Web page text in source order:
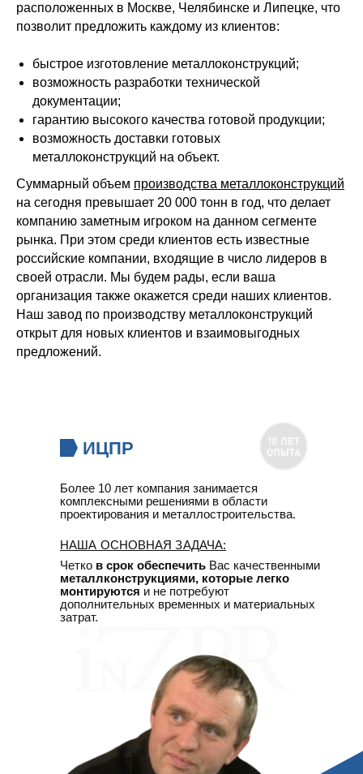
расположенных в Москве, Челябинске и Липецке, что
позволит предложить каждому из клиентов:
быстрое изготовление металлоконструкций;
возможность разработки технической
документации;
гарантию высокого качества готовой продукции;
возможность доставки готовых
металлоконструкций на объект.
Суммарный объем производства металлоконструкций
на сегодня превышает 20 000 тонн в год, что делает
компанию заметным игроком на данном сегменте
рынка. При этом среди клиентов есть известные
российские компании, входящие в число лидеров в
своей отрасли. Мы будем рады, если ваша
организация также окажется среди наших клиентов.
Наш завод по производству металлоконструкций
открыт для новых клиентов и взаимовыгодных
предложений.
ИЦПР
Более 10 лет компания занимается
комплексными решениями в области
проектирования и металлостроительства.
НАША ОСНОВНАЯ ЗАДАЧА:
Четко в срок обеспечить Вас качественными
металлконструкциями, которые легко
монтируются и не потребуют
дополнительных временных и материальных
затрат.